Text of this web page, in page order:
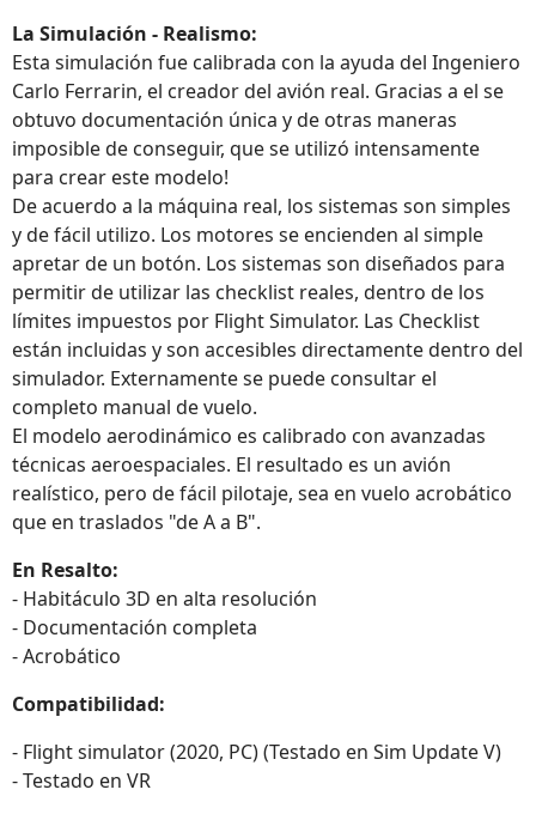
La Simulación - Realismo:
Esta simulación fue calibrada con la ayuda del Ingeniero
Carlo Ferrarin, el creador del avión real. Gracias a el se
obtuvo documentación única y de otras maneras
imposible de conseguir, que se utilizó intensamente
para crear este modelo!
De acuerdo a la máquina real, los sistemas son simples
y de fácil utilizo. Los motores se encienden al simple
apretar de un botón. Los sistemas son diseñados para
permitir de utilizar las checklist reales, dentro de los
límites impuestos por Flight Simulator. Las Checklist
están incluidas y son accesibles directamente dentro del
simulador. Externamente se puede consultar el
completo manual de vuelo.
El modelo aerodinámico es calibrado con avanzadas
técnicas aeroespaciales. El resultado es un avión
realístico, pero de fácil pilotaje, sea en vuelo acrobático
que en traslados "de A a B".
En Resalto:
- Habitáculo 3D en alta resolución
- Documentación completa
- Acrobático
Compatibilidad:
- Flight simulator (2020, PC) (Testado en Sim Update V)
- Testado en VR